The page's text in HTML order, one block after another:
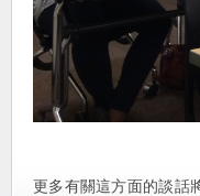
更多有關這方面的談話